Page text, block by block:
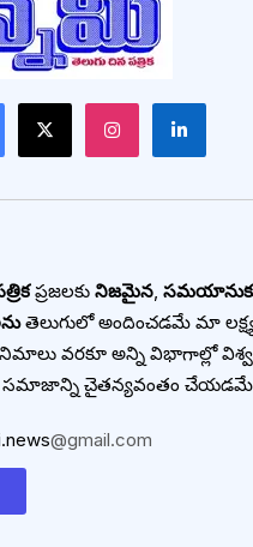
ప్రజలకు నిజమైన
తెలుగులో అందించడమే మా
వరకూ అన్ని విభాగాల్లో
చైతన్యవంతం చేయడమే
@gmail.com